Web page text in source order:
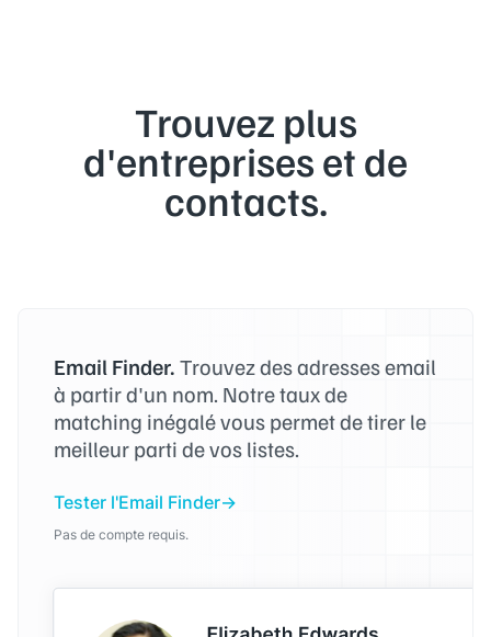
Trouvez plus
d'entreprises et de
contacts.
Email Finder. Trouvez des adresses email
à partir d'un nom. Notre taux de
matching inégalé vous permet de tirer le
meilleur parti de vos listes.
Tester l'Email Finder
Pas de compte requis.